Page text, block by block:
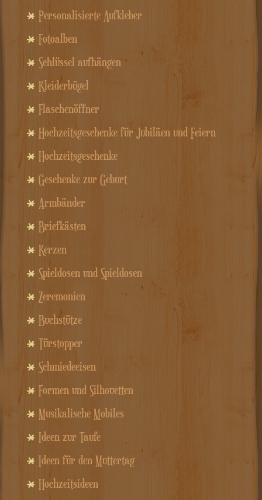
Personalisierte Aufkleber
Fotoalben
Schlüssel aufhängen
Kleiderbügel
Flaschenöffner
Hochzeitsgeschenke für Jubiläen und Feiern
Hochzeitsgeschenke
Geschenke zur Geburt
Armbänder
Briefkästen
Kerzen
Spieldosen und Spieldosen
Zeremonien
Buchstütze
Türstopper
Schmiedeeisen
Formen und Silhouetten
Musikalische Mobiles
Ideen zur Taufe
Ideen für den Muttertag
Hochzeitsideen